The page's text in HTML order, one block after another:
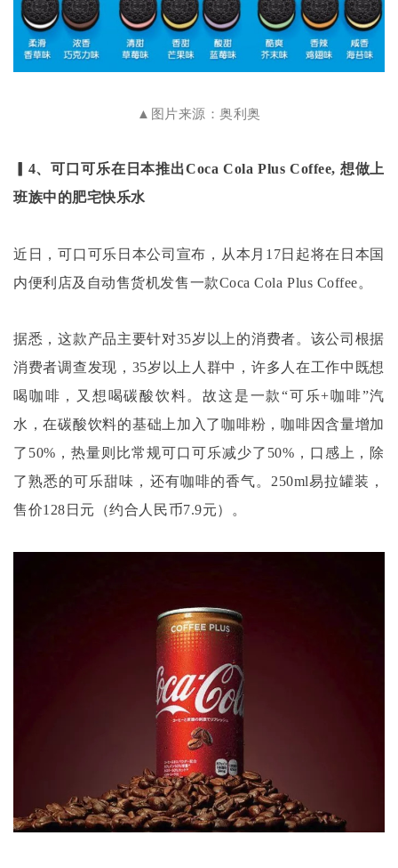
▲图片来源：奥利奥
▎4、可口可乐在日本推出Coca Cola Plus Coffee, 想做上
班族中的肥宅快乐水
近日，可口可乐日本公司宣布，从本月 17日起将在日本国
内便利店及自动售货机发售一款Coca Cola Plus Coffee。
据悉，这款产品主要针对35岁以上的消费者。该公司根据
消费者调查发现，35岁以上人群中，许多人在工作中既想
喝咖啡，又想喝碳酸饮料。故这是一款“可乐+咖啡”汽
水，在碳酸饮料的基础上加入了咖啡粉，咖啡因含量增加
了50%，热量则比常规可口可乐减少了50%，口感上，除
了熟悉的可乐甜味，还有咖啡的香气。250ml易拉罐装，
售价128日元（约合人民币7.9元）。